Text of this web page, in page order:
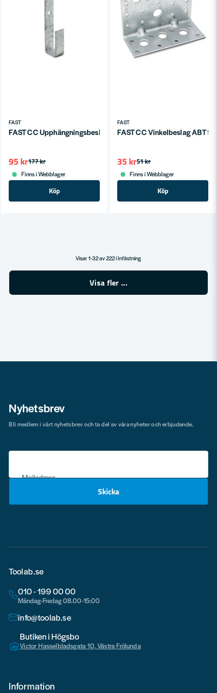
FAST
FAST CC Upphängningsbeslag HA 40x50x300x5,0
177 kr
95 kr
Finns i Webblager
Köp
FAST
FAST CC Vinkelbeslag ABT
51 kr
35 kr
Finns i Webblager
Köp
Visar 1-32 av 222 i Infästning
Visa fler ...
Nyhetsbrev
Mejladress
Skicka
Bli medlem i vårt nyhetsbrev och ta del av våra nyheter och erbjudande.
Toolab.se
010 - 199 00 00
Måndag-Fredag 08.00-15:00
info@toolab.se
Butiken i Högsbo
Victor Hasselbladsgata 10, Västra Frölunda
Information